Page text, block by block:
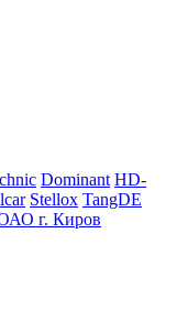
Dominant HD-
Stellox TangDE
г. Киров